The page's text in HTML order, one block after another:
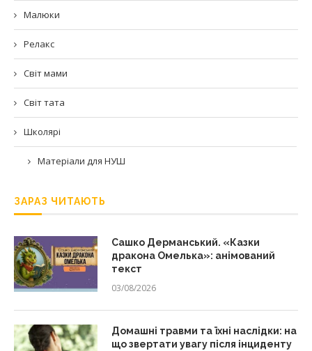
Малюки
Релакс
Світ мами
Світ тата
Школярі
Матеріали для НУШ
ЗАРАЗ ЧИТАЮТЬ
Сашко Дерманський. «Казки
дракона Омелька»: анімований
текст
03/08/2026
Домашні травми та їхні наслідки: на
що звертати увагу після інциденту